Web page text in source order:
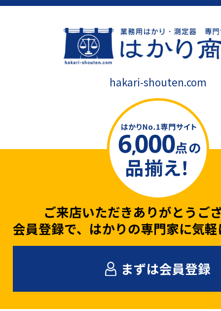
ご来店いただきありがとうご
会員登録で、はかりの専門家に気
まずは会員登録
hakari-shouten.com